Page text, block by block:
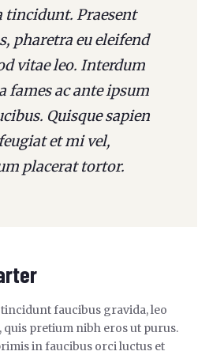
tincidunt. Praesent
pharetra eu eleifend
vitae leo. Interdum
fames ac ante ipsum
Quisque sapien
et mi vel,
placerat tortor.
faucibus gravida, leo
pretium nibh eros ut purus.
in faucibus orci luctus et